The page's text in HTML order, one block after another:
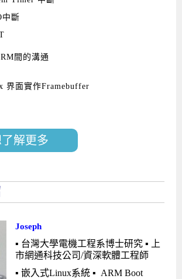
斷
間的溝通
界面實作Framebuffer
解更多
Joseph
▪ 台灣大學電機工程系博士研究 ▪ 上
市網通科技公司/資深軟體工程師
▪ 嵌入式Linux系統 ▪ ARM Boot